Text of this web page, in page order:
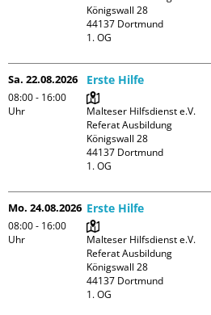
Königswall 28
44137 Dortmund
1. OG
Sa. 22.08.2026
08:00 - 16:00
Uhr
Erste Hilfe
Malteser Hilfsdienst e.V.
Referat Ausbildung
Königswall 28
44137 Dortmund
1. OG
Mo. 24.08.2026
08:00 - 16:00
Uhr
Erste Hilfe
Malteser Hilfsdienst e.V.
Referat Ausbildung
Königswall 28
44137 Dortmund
1. OG